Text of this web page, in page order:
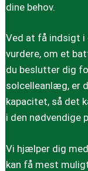
dine behov.
Ved at få indsigt
vurdere, om et
du beslutter dig
solcelleanlæg, er
kapacitet, så det
i den nødvendige
Vi hjælper dig
kan få mest